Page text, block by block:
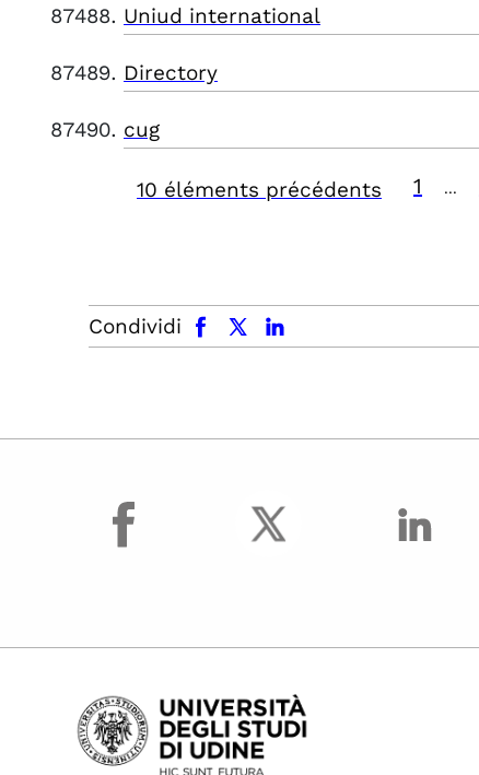
Uniud international
Directory
cug
10 éléments précédents 1
Condividi
facebook x.com linkedin
facebook